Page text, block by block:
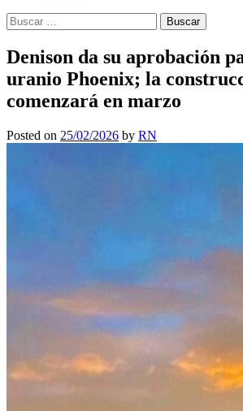
Buscar:
Denison da su aprobación
uranio Phoenix; la
comenzará en marzo
Posted on 25/02/2026 by RN